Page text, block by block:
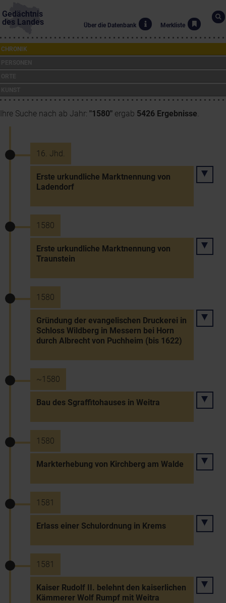
Gedächtnis
des Landes
Über die Datenbank Merkliste
CHRONIK
Ihre Suche nach ab Jahr: "1580" ergab 5426 Ergebnisse.
16. Jhd.
Erste urkundliche Marktnennung von
Ladendorf
1580
Erste urkundliche Marktnennung von
Traunstein
1580
Gründung der evangelischen Druckerei in
Schloss Wildberg in Messern bei Horn
durch Albrecht von Puchheim (bis 1622)
~1580
Bau des Sgraffitohauses in Weitra
1580
Markterhebung von Kirchberg am Walde
1581
Erlass einer Schulordnung in Krems
1581
Kaiser Rudolf II. belehnt den kaiserlichen
Kämmerer Wolf Rumpf mit Weitra